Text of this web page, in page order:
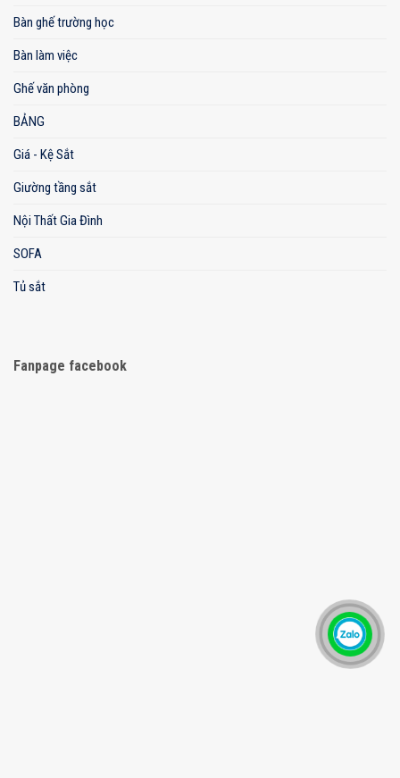
Bàn ghế trường học
Bàn làm việc
Ghế văn phòng
BẢNG
Giá - Kệ Sắt
Giường tầng sắt
Nội Thất Gia Đình
SOFA
Tủ sắt
Fanpage facebook